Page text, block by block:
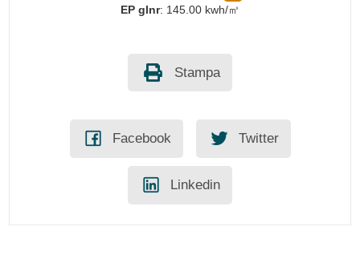
EP glnr: 145.00 kwh/㎥
Stampa
Facebook Twitter
Linkedin